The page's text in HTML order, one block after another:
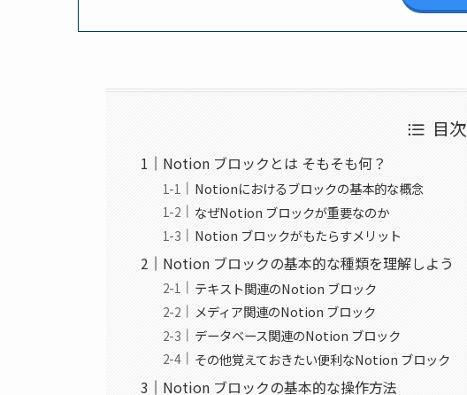
目次
Notion ブロックとは そもそも何？
Notionにおけるブロックの基本的な概念
なぜNotion ブロックが重要なのか
Notion ブロックがもたらすメリット
Notion ブロックの基本的な種類を理解しよう
テキスト関連のNotion ブロック
メディア関連のNotion ブロック
データベース関連のNotion ブロック
その他覚えておきたい便利なNotion ブロック
Notion ブロックの基本的な操作方法